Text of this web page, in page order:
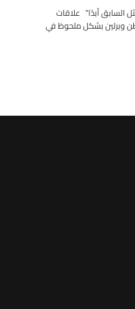
السابق أبدًا” علاقات
وبرلين بشكل ملحوظ في